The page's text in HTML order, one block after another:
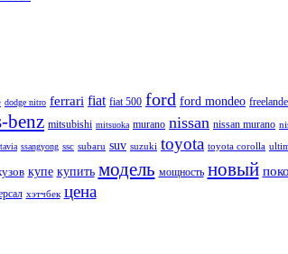
dodge nitro ferrari fiat fiat 500 ford ford mondeo
benz mitsubishi mitsuoka murano nissan nissan murano
ssangyong ssc subaru suv suzuki toyota toyota corolla
купе купить модель мощность новый
хэтчбек цена